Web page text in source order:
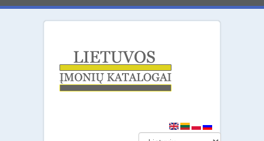
Lietuvos
įmonių
katalogai